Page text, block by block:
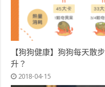
【狗狗健康】狗狗每天散
升？
2018-04-15